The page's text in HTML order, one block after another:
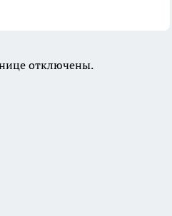
отключены.